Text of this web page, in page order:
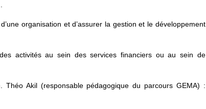
organisation et d’assurer la gestion et le développement
activités au sein des services financiers ou au sein de
Akil (responsable pédagogique du parcours GEMA) :